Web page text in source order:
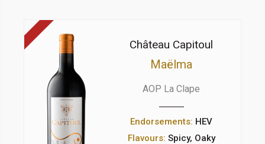
Château Capitoul
Maëlma
AOP La Clape
Endorsements: HEV
Flavours: Spicy, Oaky